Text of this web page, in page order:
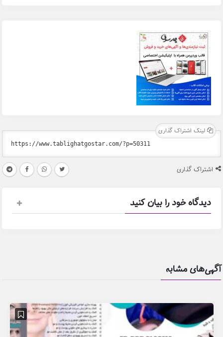
لینک اشتراک گذاری
اشتراک گذاری
دیدگاه خود را بیان کنید
آگهی‌های مشابه